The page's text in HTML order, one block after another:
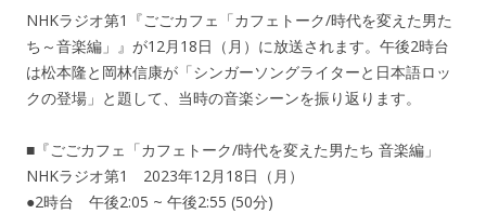
NHKラジオ第1『ごごカフェ「カフェトーク/時代を変えた男た
ち～音楽編」』が12月18日（月）に放送されます。午後2時台
は松本隆と岡林信康が「シンガーソングライターと日本語ロッ
クの登場」と題して、当時の音楽シーンを振り返ります。
■『ごごカフェ「カフェトーク/時代を変えた男たち 音楽編」
NHKラジオ第1 2023年12月18日（月）
●2時台 午後2:05 ~ 午後2:55 (50分)